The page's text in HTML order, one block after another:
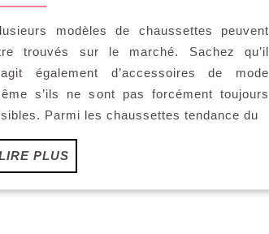
les
chaussettes
fantaisie
modèles de chaussettes peuvent
trouvés sur le marché. Sachez qu’il
également d’accessoires de mode
s’ils ne sont pas forcément toujours
Parmi les chaussettes tendance du
PLUS
PLUS